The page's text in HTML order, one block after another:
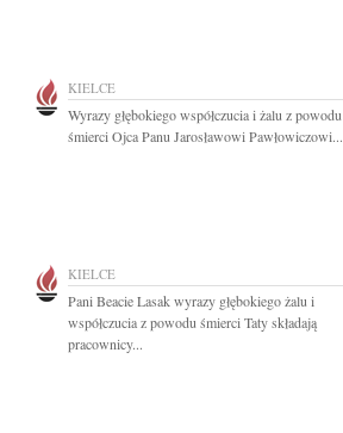
KIELCE
Wyrazy głębokiego współczucia i żalu z powodu
śmierci Ojca Panu Jarosławowi Pawłowiczowi...
KIELCE
Pani Beacie Lasak wyrazy głębokiego żalu i
współczucia z powodu śmierci Taty składają
pracownicy...